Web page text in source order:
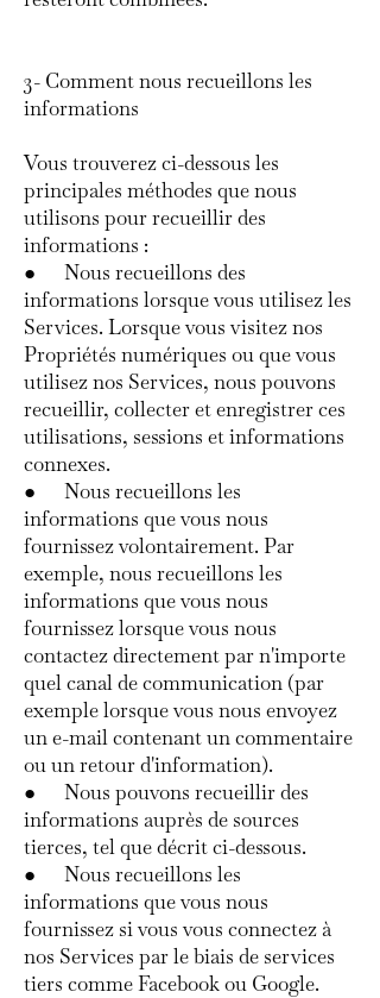
3- Comment nous recueillons les
informations
Vous trouverez ci-dessous les
principales méthodes que nous
utilisons pour recueillir des
informations :
● Nous recueillons des
informations lorsque vous utilisez les
Services. Lorsque vous visitez nos
Propriétés numériques ou que vous
utilisez nos Services, nous pouvons
recueillir, collecter et enregistrer ces
utilisations, sessions et informations
connexes.
● Nous recueillons les
informations que vous nous
fournissez volontairement. Par
exemple, nous recueillons les
informations que vous nous
fournissez lorsque vous nous
contactez directement par n'importe
quel canal de communication (par
exemple lorsque vous nous envoyez
un e-mail contenant un commentaire
ou un retour d'information).
● Nous pouvons recueillir des
informations auprès de sources
tierces, tel que décrit ci-dessous.
● Nous recueillons les
informations que vous nous
fournissez si vous vous connectez à
nos Services par le biais de services
tiers comme Facebook ou Google.